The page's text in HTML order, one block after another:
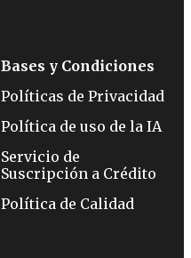
Bases y Condiciones
Políticas de Privacidad
Política de uso de la IA
Servicio de
Suscripción a Crédito
Política de Calidad